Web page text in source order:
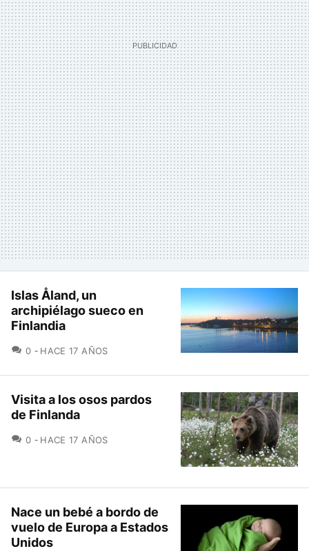
Islas Åland, un
archipiélago sueco en
Finlandia
0 COMENTARIOS
HACE 17 AÑOS
Visita a los osos pardos
de Finlanda
0 COMENTARIOS
HACE 17 AÑOS
Nace un bebé a bordo de
vuelo de Europa a Estados
Unidos